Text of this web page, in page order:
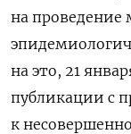
на проведение
на это, 21
публикации с
к